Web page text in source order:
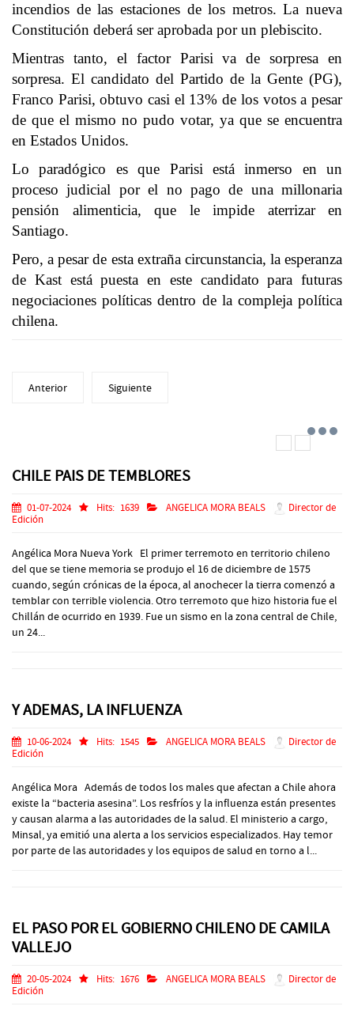
incendios de las estaciones de los metros. La nueva
Constitución deberá ser aprobada por un plebiscito.
Mientras tanto, el factor Parisi va de sorpresa en
sorpresa. El candidato del Partido de la Gente (PG),
Franco Parisi, obtuvo casi el 13% de los votos a pesar
de que el mismo no pudo votar, ya que se encuentra
en Estados Unidos.
Lo paradógico es que Parisi está inmerso en un
proceso judicial por el no pago de una millonaria
pensión alimenticia, que le impide aterrizar en
Santiago.
Pero, a pesar de esta extraña circunstancia, la esperanza
de Kast está puesta en este candidato para futuras
negociaciones políticas dentro de la compleja política
chilena.
Anterior Siguiente
CHILE PAIS DE TEMBLORES
01-07-2024 Hits: 1639 ANGELICA MORA BEALS
Director de
Edición
Angélica Mora Nueva York El primer terremoto en territorio chileno
del que se tiene memoria se produjo el 16 de diciembre de 1575
cuando, según crónicas de la época, al anochecer la tierra comenzó a
temblar con terrible violencia. Otro terremoto que hizo historia fue el
Chillán de ocurrido en 1939. Fue un sismo en la zona central de Chile,
un 24...
Y ADEMAS, LA INFLUENZA
10-06-2024 Hits: 1545 ANGELICA MORA BEALS
Director de
Edición
Angélica Mora Además de todos los males que afectan a Chile ahora
existe la “bacteria asesina”. Los resfríos y la influenza están presentes
y causan alarma a las autoridades de la salud. El ministerio a cargo,
Minsal, ya emitió una alerta a los servicios especializados. Hay temor
por parte de las autoridades y los equipos de salud en torno a l...
EL PASO POR EL GOBIERNO CHILENO DE CAMILA
VALLEJO
20-05-2024 Hits: 1676 ANGELICA MORA BEALS
Director de
Edición